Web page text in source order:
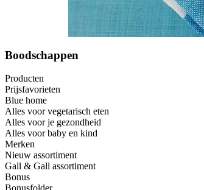
Boodschappen
Producten
Prijsfavorieten
Blue home
Alles voor vegetarisch eten
Alles voor je gezondheid
Alles voor baby en kind
Merken
Nieuw assortiment
Gall & Gall assortiment
Bonus